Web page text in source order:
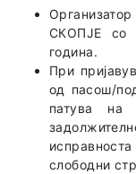
СКОПЈЕ со
година.
При
од пасош/
патува на
слободни